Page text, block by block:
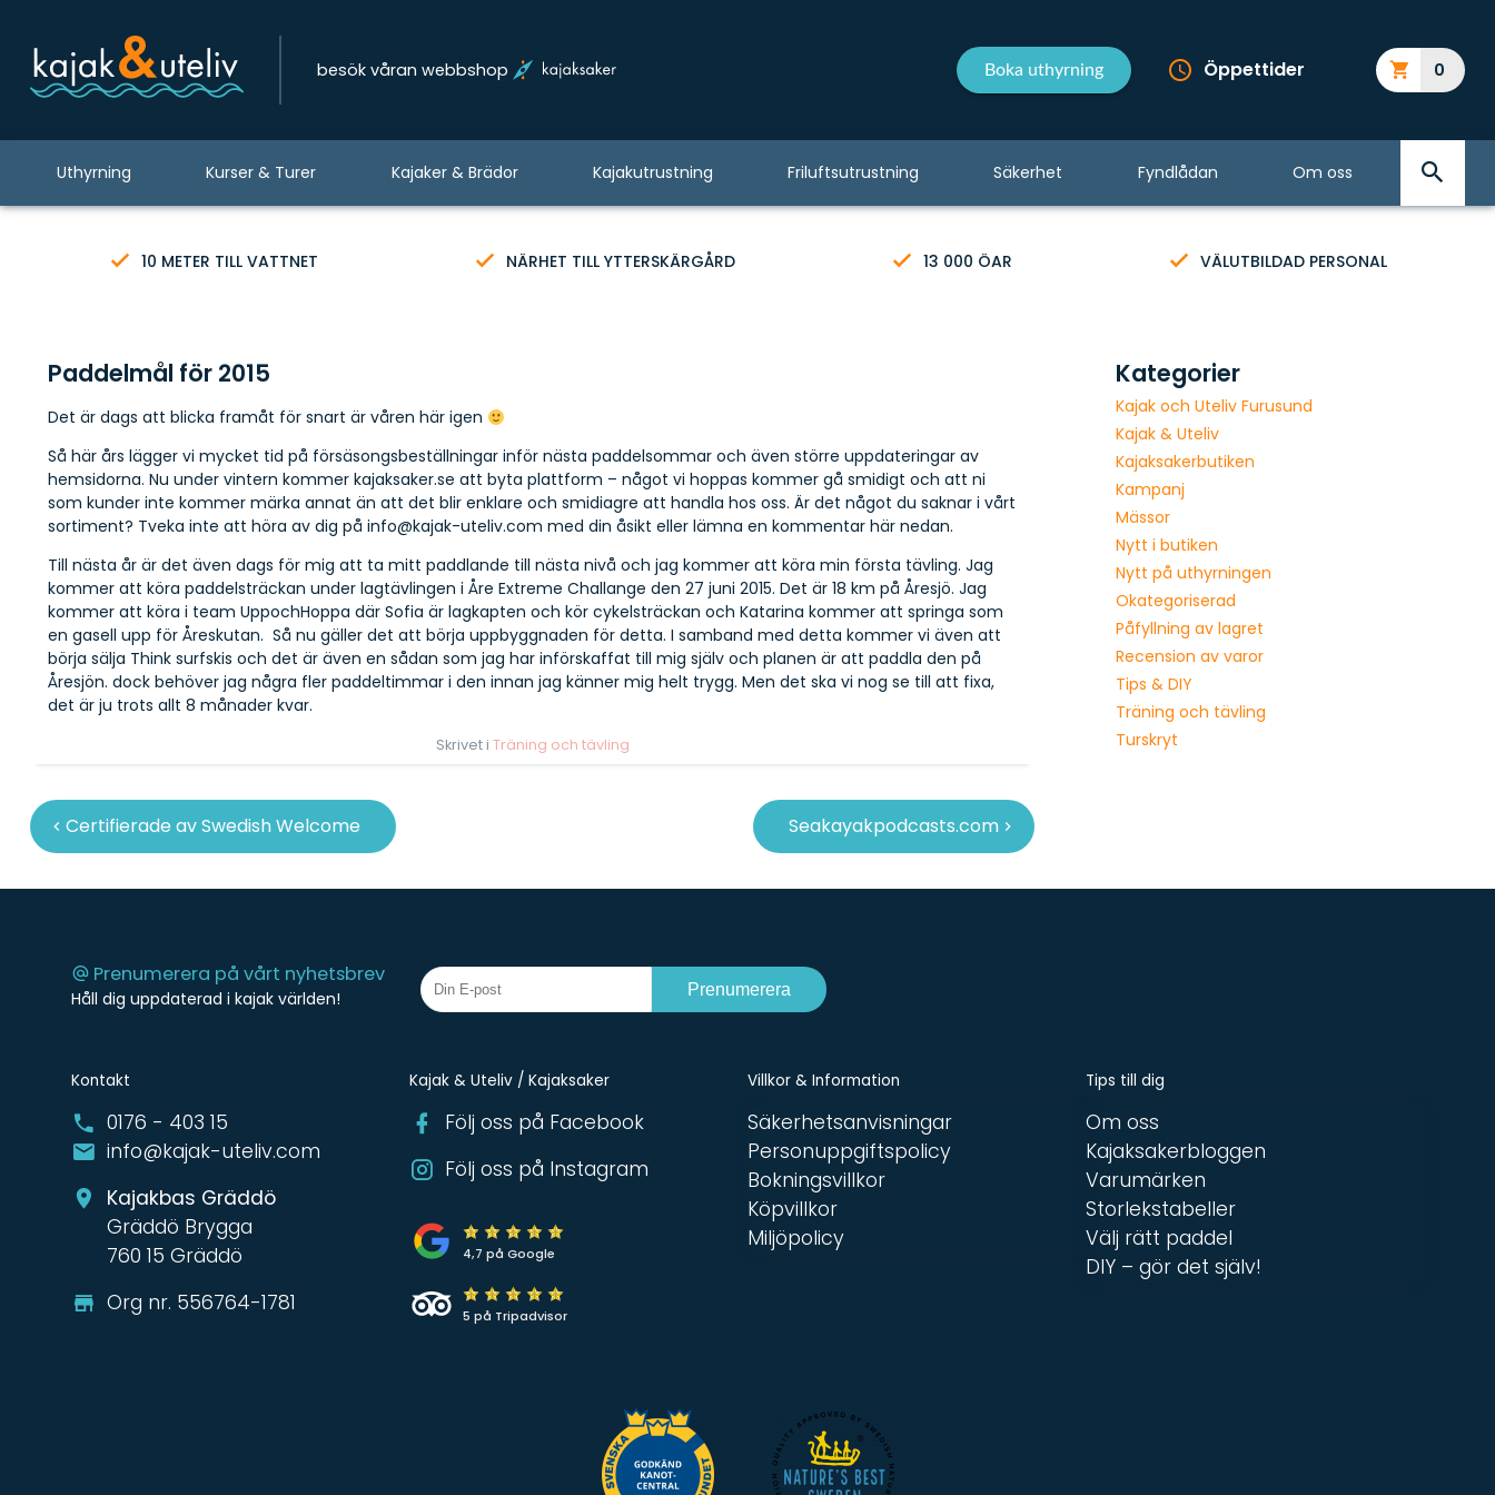
besök våran webbshop Boka uthyrning Öppettider 0
Uthyrning Kurser & Turer Kajaker & Brädor Kajakutrustning Friluftsutrustning Säkerhet Fyndlådan Om oss
10 METER TILL VATTNET NÄRHET TILL YTTERSKÄRGÅRD 13 000 ÖAR VÄLUTBILDAD PERSONAL
Paddelmål för 2015
Det är dags att blicka framåt för snart är våren här igen
Så här års lägger vi mycket tid på försäsongsbeställningar inför nästa paddelsommar och även större uppdateringar av
hemsidorna. Nu under vintern kommer kajaksaker.se att byta plattform – något vi hoppas kommer gå smidigt och att ni
som kunder inte kommer märka annat än att det blir enklare och smidiagre att handla hos oss. Är det något du saknar i vårt
sortiment? Tveka inte att höra av dig på info@kajak-uteliv.com med din åsikt eller lämna en kommentar här nedan.
Till nästa år är det även dags för mig att ta mitt paddlande till nästa nivå och jag kommer att köra min första tävling. Jag
kommer att köra paddelsträckan under lagtävlingen i Åre Extreme Challange den 27 juni 2015. Det är 18 km på Åresjö. Jag
kommer att köra i team UppochHoppa där Sofia är lagkapten och kör cykelsträckan och Katarina kommer att springa som
en gasell upp för Åreskutan. Så nu gäller det att börja uppbyggnaden för detta. I samband med detta kommer vi även att
börja sälja Think surfskis och det är även en sådan som jag har införskaffat till mig själv och planen är att paddla den på
Åresjön. dock behöver jag några fler paddeltimmar i den innan jag känner mig helt trygg. Men det ska vi nog se till att fixa,
det är ju trots allt 8 månader kvar.
Skrivet i Träning och tävling
Inläggsnavigering
Certifierade av Swedish Welcome Seakayakpodcasts.com
Kategorier
Kajak och Uteliv Furusund
Kajak & Uteliv
Kajaksakerbutiken
Kampanj
Mässor
Nytt i butiken
Nytt på uthyrningen
Okategoriserad
Påfyllning av lagret
Recension av varor
Tips & DIY
Träning och tävling
Turskryt
Prenumerera på vårt nyhetsbrev
Håll dig uppdaterad i kajak världen! Prenumerera
Kontakt
0176 - 403 15
info@kajak-uteliv.com
Kajakbas Gräddö
Gräddö Brygga
760 15 Gräddö
Org nr. 556764-1781
Kajak & Uteliv / Kajaksaker
Följ oss på Facebook
Följ oss på Instagram
4,7 på Google
5 på Tripadvisor
Villkor & Information
Säkerhetsanvisningar
Personuppgiftspolicy
Bokningsvillkor
Köpvillkor
Miljöpolicy
Tips till dig
Om oss
Kajaksakerbloggen
Varumärken
Storlekstabeller
Välj rätt paddel
DIY – gör det själv!